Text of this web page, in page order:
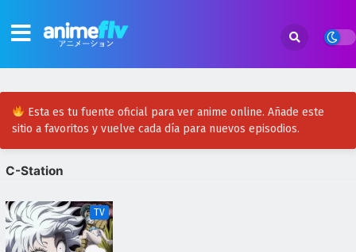
Esta es tu fuente oficial para ver anime online. Añade este
sitio a favoritos y vuelve cada día para nuevos episodios.
C-Station
TV